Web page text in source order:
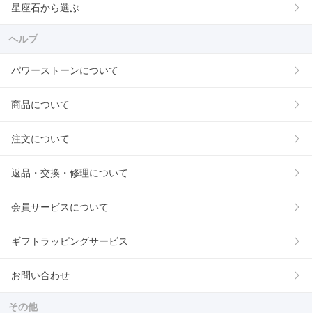
星座石から選ぶ
ヘルプ
パワーストーンについて
商品について
注文について
返品・交換・修理について
会員サービスについて
ギフトラッピングサービス
お問い合わせ
その他